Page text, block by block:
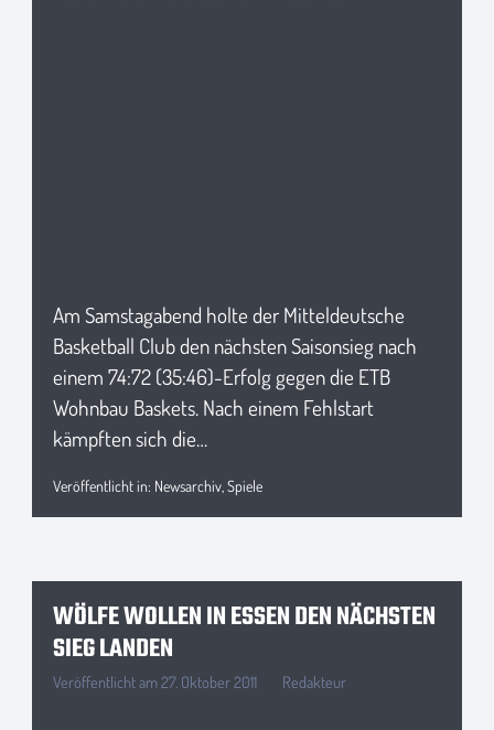
Am Samstagabend holte der Mitteldeutsche
Basketball Club den nächsten Saisonsieg nach
einem 74:72 (35:46)-Erfolg gegen die ETB
Wohnbau Baskets. Nach einem Fehlstart
kämpften sich die…
Veröffentlicht in: Newsarchiv, Spiele
WÖLFE WOLLEN IN ESSEN DEN NÄCHSTEN
SIEG LANDEN
Veröffentlicht am27. Oktober 2011 Redakteur